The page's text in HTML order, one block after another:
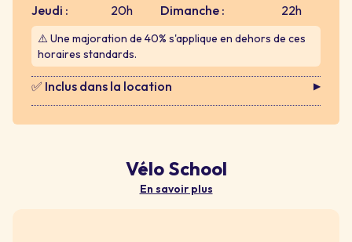
Jeudi :
20h
Dimanche :
22h
⚠️ Une majoration de 40% s'applique en dehors de ces
horaires standards.
✅ Inclus dans la location ▶
Vélo School
En savoir plus